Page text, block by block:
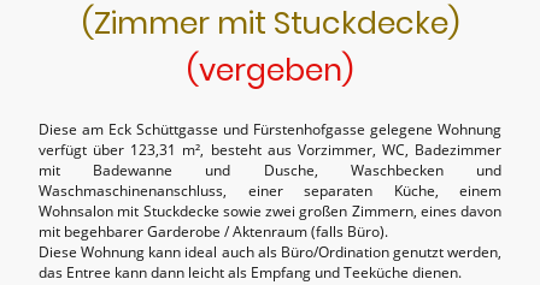
(Zimmer mit Stuckdecke)
(vergeben)
Diese am Eck Schüttgasse und Fürstenhofgasse gelegene Wohnung
verfügt über 123,31 m², besteht aus Vorzimmer, WC, Badezimmer
mit Badewanne und Dusche, Waschbecken und
Waschmaschinenanschluss, einer separaten Küche, einem
Wohnsalon mit Stuckdecke sowie zwei großen Zimmern, eines davon
mit begehbarer Garderobe / Aktenraum (falls Büro).
Diese Wohnung kann ideal auch als Büro/Ordination genutzt werden,
das Entree kann dann leicht als Empfang und Teeküche dienen.